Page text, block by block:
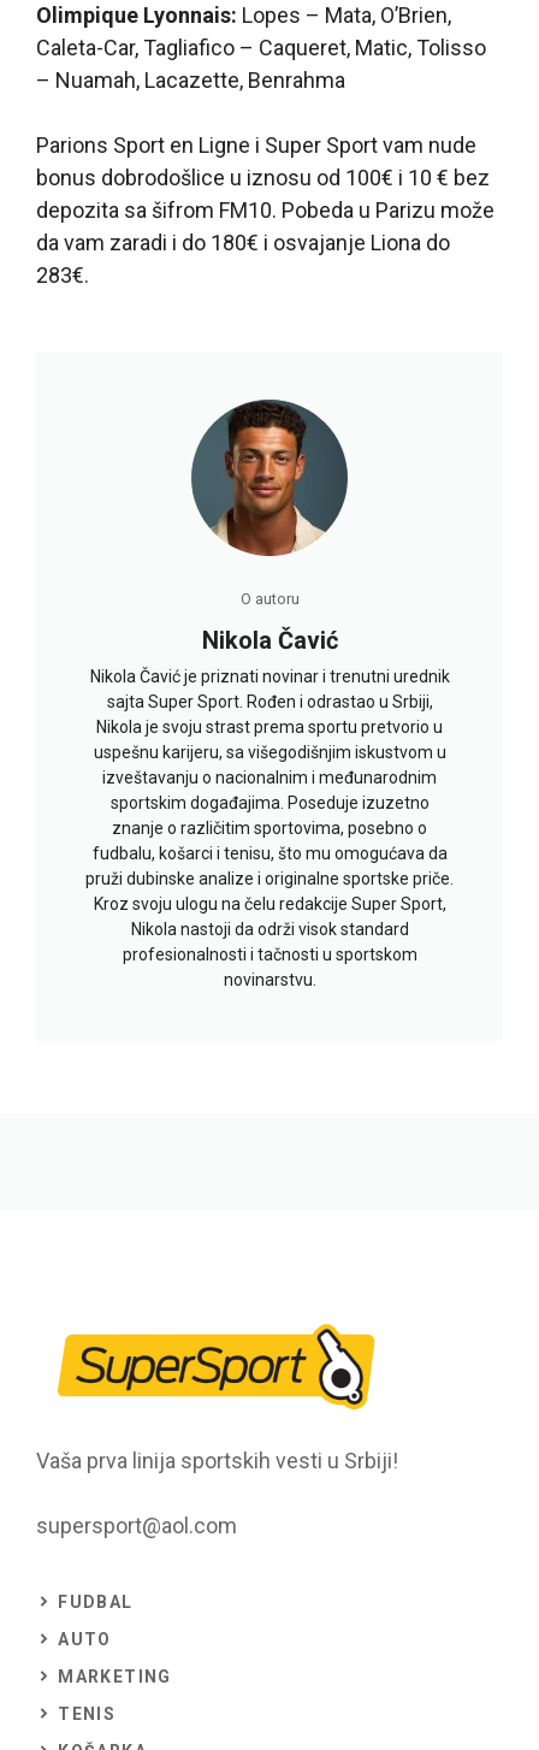
Olimpique Lyonnais: Lopes – Mata, O’Brien,
Caleta-Car, Tagliafico – Caqueret, Matic, Tolisso
– Nuamah, Lacazette, Benrahma
Parions Sport en Ligne i Super Sport vam nude
bonus dobrodošlice u iznosu od 100€ i 10 € bez
depozita sa šifrom FM10. Pobeda u Parizu može
da vam zaradi i do 180€ i osvajanje Liona do
283€.
O autoru
Nikola Čavić
Nikola Čavić je priznati novinar i trenutni urednik
sajta Super Sport. Rođen i odrastao u Srbiji,
Nikola je svoju strast prema sportu pretvorio u
uspešnu karijeru, sa višegodišnjim iskustvom u
izveštavanju o nacionalnim i međunarodnim
sportskim događajima. Poseduje izuzetno
znanje o različitim sportovima, posebno o
fudbalu, košarci i tenisu, što mu omogućava da
pruži dubinske analize i originalne sportske priče.
Kroz svoju ulogu na čelu redakcije Super Sport,
Nikola nastoji da održi visok standard
profesionalnosti i tačnosti u sportskom
novinarstvu.
Vaša prva linija sportskih vesti u Srbiji!
supersport@aol.com
FUDBAL
AUTO
MARKETING
TENIS